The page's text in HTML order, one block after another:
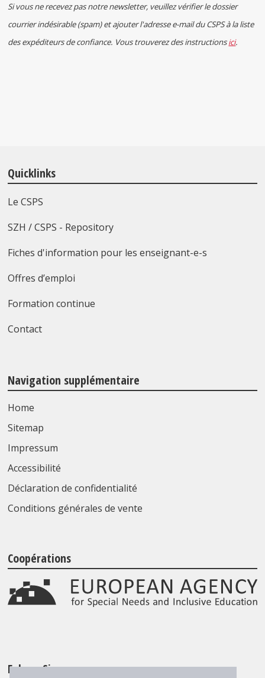
Si vous ne recevez pas notre newsletter, veuillez vérifier le dossier
courrier indésirable (spam) et ajouter l'adresse e-mail du CSPS à la liste
des expéditeurs de confiance. Vous trouverez des instructionsici.
Quicklinks
Le CSPS
SZH / CSPS - Repository
Fiches d'information pour les enseignant-e-s
Offres d’emploi
Formation continue
Contact
Navigation supplémentaire
Home
Sitemap
Impressum
Accessibilité
Déclaration de confidentialité
Conditions générales de vente
Coopérations
Folgen Sie uns